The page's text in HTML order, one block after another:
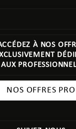
À NOS
AUX
NOS OFFRES PRO